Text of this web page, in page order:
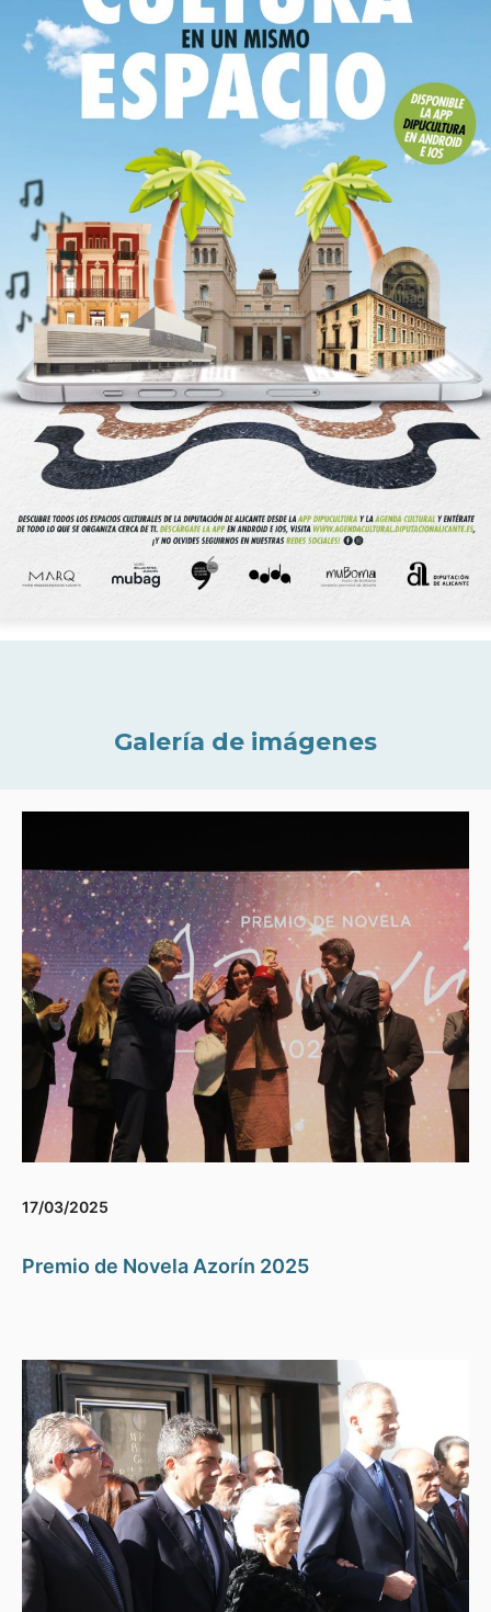
Galería de imágenes
17/03/2025
Premio de Novela Azorín 2025